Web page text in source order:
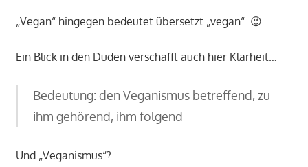
„Vegan“ hingegen bedeutet übersetzt „vegan“. 😉
Ein Blick in den Duden verschafft auch hier Klarheit…
Bedeutung: den Veganismus betreffend, zu
ihm gehörend, ihm folgend
Und „Veganismus“?